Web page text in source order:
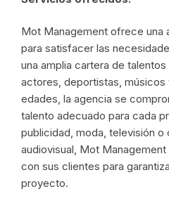
Mot Management ofrece una
para satisfacer las
una amplia cartera de
actores, deportistas, músicos
edades, la agencia se
talento adecuado para cada
publicidad, moda, televisión o
audiovisual, Mot
con sus clientes para
proyecto.